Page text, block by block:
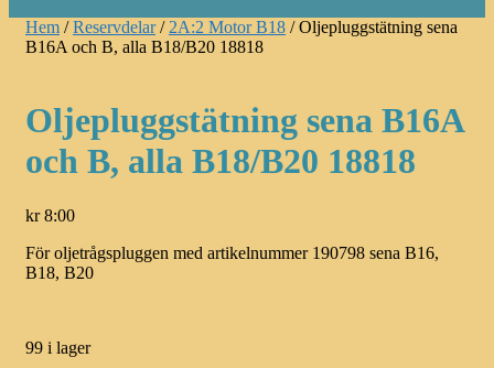
Hem /Reservdelar/ 2A:2 Motor B18 / Oljepluggstätning sena
B16A och B, alla B18/B20 18818
Oljepluggstätning sena B16A
och B, alla B18/B20 18818
kr8:00
För oljetrågspluggen med artikelnummer 190798 sena B16,
B18, B20
99 i lager